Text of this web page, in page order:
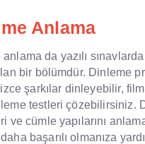
Anlama
da yazılı sınavlarda
bir bölümdür. Dinleme
şarkılar dinleyebilir,
testleri çözebilirsiniz.
ve cümle yapılarını
başarılı olmanıza